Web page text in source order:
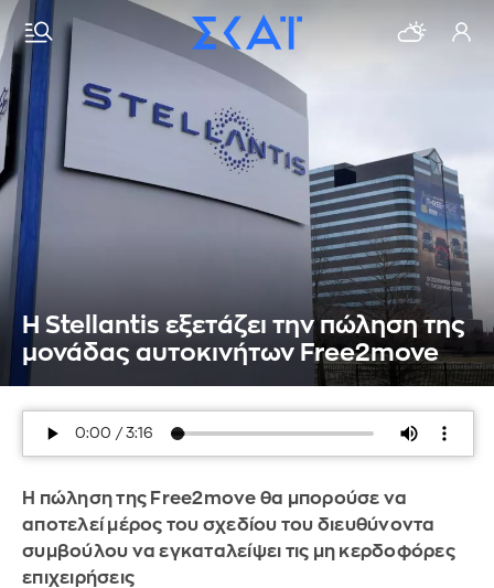
Η Stellantis εξετάζει την πώληση της
μονάδας αυτοκινήτων Free2move
Η πώληση της Free2move θα μπορούσε να
αποτελεί μέρος του σχεδίου του διευθύνοντα
συμβούλου να εγκαταλείψει τις μη κερδοφόρες
επιχειρήσεις